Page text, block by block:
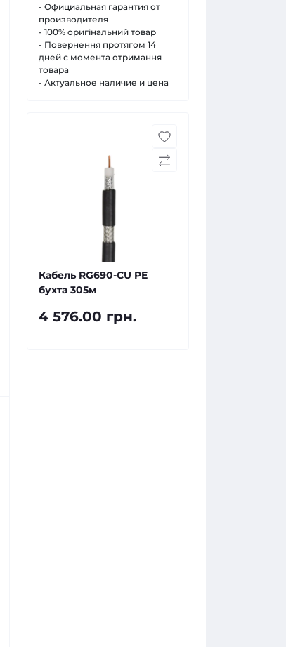
- Официальная гарантия от
производителя
- 100% оригінальний товар
- Повернення протягом 14
дней с момента отримання
товара
- Актуальное наличие и цена
Кабель RG690-CU PE
бухта 305м
4 576.00 грн.